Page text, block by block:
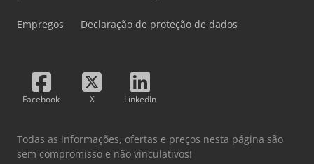
Empregos Declaração de proteção de dados
Facebook X LinkedIn
Todas as informações, ofertas e preços nesta página são
sem compromisso e não vinculativos!